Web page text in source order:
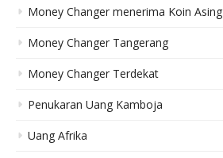
Money Changer menerima Koin Asing
Money Changer Tangerang
Money Changer Terdekat
Penukaran Uang Kamboja
Uang Afrika